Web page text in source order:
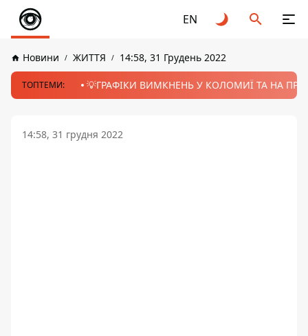
EN
Новини ЖИТТЯ 14:58, 31 Грудень 2022
ТОПТЕМИ: 💡ГРАФІКИ ВИМКНЕНЬ У КОЛОМИЇ ТА НА
14:58, 31 грудня 2022